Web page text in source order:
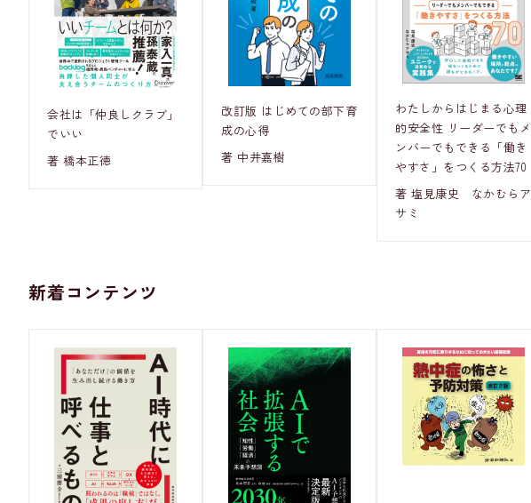
会社は「仲良しクラブ」
でいい
著 橋本正徳
改訂版 はじめての部下育
成の心得
著 中井嘉樹
わたしからはじまる心理
的安全性 リーダーでもメ
ンバーでもできる「働き
やすさ」をつくる方法70
著 塩見康史 なかむらア
サミ
新着コンテンツ